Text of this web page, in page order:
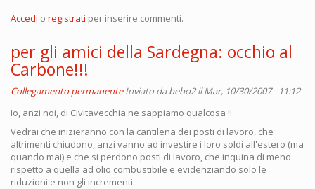
Accedi o registrati per inserire commenti.
per gli amici della Sardegna: occhio al
Carbone!!!
Collegamento permanente Inviato dabebo2il Mar, 10/30/2007 - 11:12
Io, anzi noi, di Civitavecchia ne sappiamo qualcosa !!
Vedrai che inizieranno con la cantilena dei posti di lavoro, che
altrimenti chiudono, anzi vanno ad investire i loro soldi all'estero (ma
quando mai) e che si perdono posti di lavoro, che inquina di meno
rispetto a quella ad olio combustibile e evidenziando solo le
riduzioni e non gli incrementi.